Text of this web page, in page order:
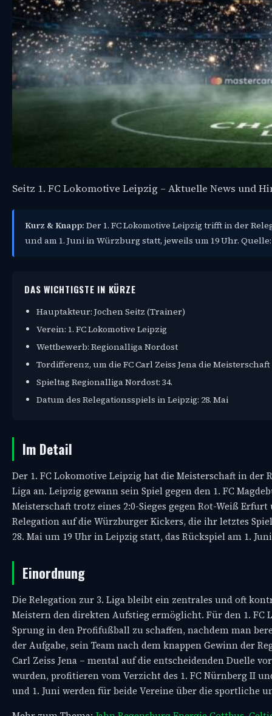
Seitz 1. FC Lokomotive Leipzig – Aktuelle News und
Kurz & Knapp: Der 1. FC Lokomotive Leipzig trifft in der
und am 1. Juni in Würzburg statt, jeweils um 19 Uhr.
DAS WICHTIGSTE IN KÜRZE
Hauptakteur: Jochen Seitz (Trainer)
Verein: 1. FC Lokomotive Leipzig
Wettbewerb: Regionalliga Nordost
Tordifferenz, um die FC Carl Zeiss Jena die
Spieltag Regionalliga Nordost: 34.
Datum des Relegationsspiels in Leipzig: 28. Mai
Im Detail
Der 1. FC Lokomotive Leipzig hat die Meisterschaft in
Liga an. Leipzig gewann sein Spiel gegen den 1. FC
Meisterschaft trotz eines 2:0-Sieges gegen Rot-Weiß
Relegation auf die Würzburger Kickers, die ihr letztes
28. Mai um 19 Uhr in Leipzig statt, das Rückspiel am 1.
Einordnung
Die Relegation zur 3. Liga bleibt ein zentrales und oft
Meistern den direkten Aufstieg ermöglicht. Für den 1.
Sprung in den Profifußball zu schaffen, nachdem man
der Aufgabe, sein Team nach dem knappen Gewinn der
Carl Zeiss Jena – mental auf die entscheidenden Duelle
wurden, profitieren vom Verzicht des 1. FC Nürnberg II
und 1. Juni werden für beide Vereine über die sportliche